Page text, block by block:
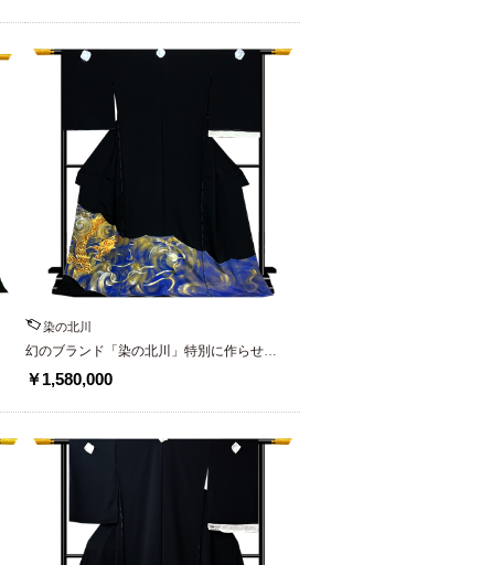
染の北川
幻のブランド「染の北川」特別に作らせた
最高級黒留袖
￥1,580,000